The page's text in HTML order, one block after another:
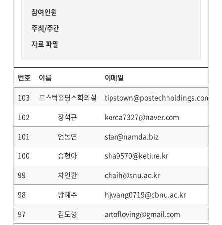
참여인원
주최/주간
자료 파일
번호 이름 이메일
103
포스텍홀딩스회의실 tipstown@postechholdings.com
102
장석규 korea7327@naver.com
101
언동연 star@namda.biz
100
송현아 sha9570@keti.re.kr
99
차인환 chaih@snu.ac.kr
98
왕혜주 hjwang0719@cbnu.ac.kr
97
김도형 artofloving@gmail.com